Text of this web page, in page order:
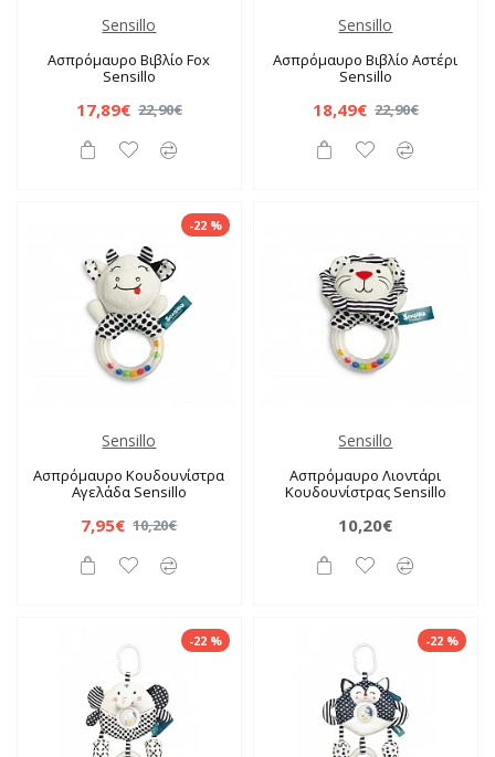
Sensillo
Ασπρόμαυρο Βιβλίο Fox
Sensillo
17,89€ 22,90€
Sensillo
Ασπρόμαυρο Βιβλίο Αστέρι
Sensillo
18,49€ 22,90€
-22 %
Sensillo
Ασπρόμαυρο Κουδουνίστρα
Αγελάδα Sensillo
7,95€ 10,20€
Sensillo
Ασπρόμαυρο Λιοντάρι
Κουδουνίστρας Sensillo
10,20€
-22 % -22 %